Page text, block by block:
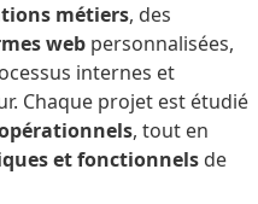
métiers, des
web personnalisées,
internes et
Chaque projet est étudié
, tout en
et fonctionnels de